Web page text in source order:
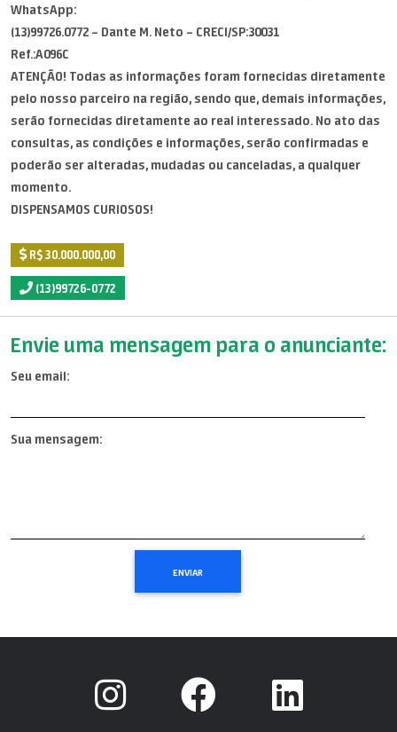
WhatsApp:
(13)99726.0772 – Dante M. Neto – CRECI/SP:30031
Ref.:A096C
ATENÇÃO! Todas as informações foram fornecidas diretamente
pelo nosso parceiro na região, sendo que, demais informações,
serão fornecidas diretamente ao real interessado. No ato das
consultas, as condições e informações, serão confirmadas e
poderão ser alteradas, mudadas ou canceladas, a qualquer
momento.
DISPENSAMOS CURIOSOS!
R$ 30.000.000,00
(13)99726-0772
Envie uma mensagem para o anunciante:
Seu email:
Sua mensagem: